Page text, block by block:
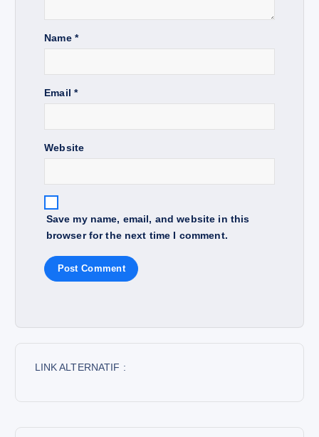
Name *
Email *
Website
Save my name, email, and website in this
browser for the next time I comment.
LINK ALTERNATIF :